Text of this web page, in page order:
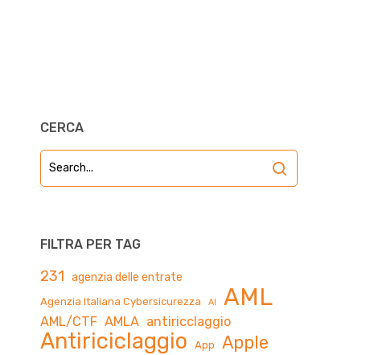
CERCA
FILTRA PER TAG
231 agenzia delle entrate
Agenzia Italiana Cybersicurezza AI AML
AML/CTF AMLA antiricclaggio
Antiriciclaggio App Apple